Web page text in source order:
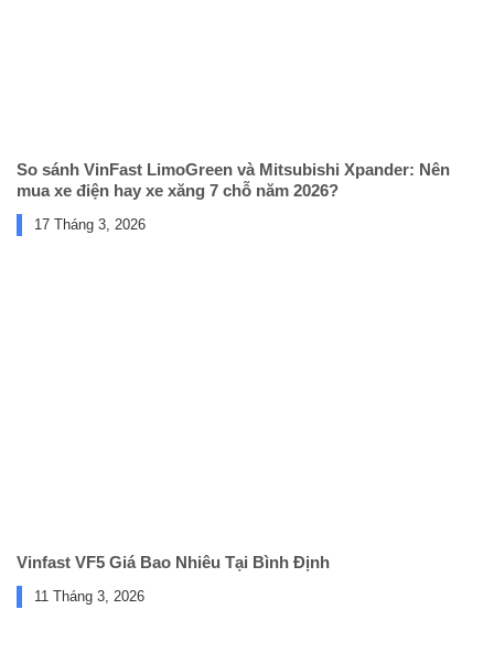
So sánh VinFast LimoGreen và Mitsubishi Xpander: Nên
mua xe điện hay xe xăng 7 chỗ năm 2026?
17 Tháng 3, 2026
Vinfast VF5 Giá Bao Nhiêu Tại Bình Định
11 Tháng 3, 2026